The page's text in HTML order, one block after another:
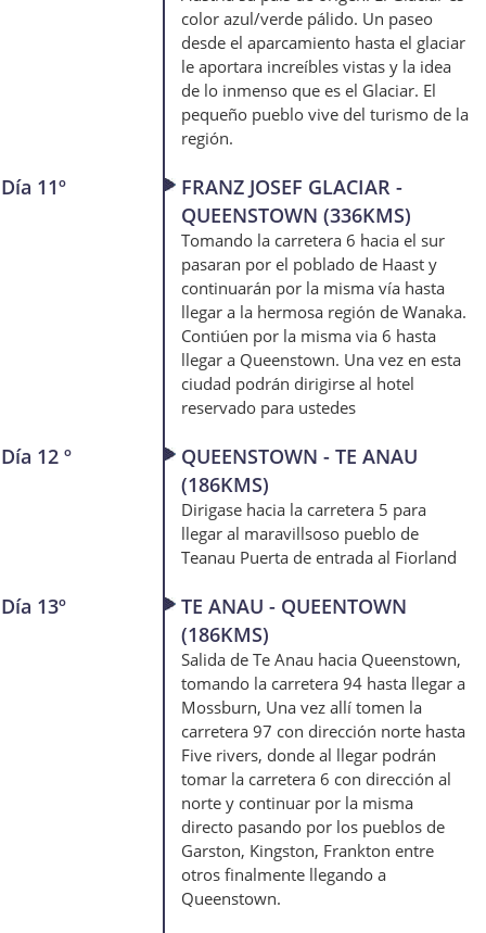
color azul/verde pálido. Un paseo
desde el aparcamiento hasta el glaciar
le aportara increíbles vistas y la idea
de lo inmenso que es el Glaciar. El
pequeño pueblo vive del turismo de la
región.
Día 11º
FRANZ JOSEF GLACIAR -
QUEENSTOWN (336KMS)
Tomando la carretera 6 hacia el sur
pasaran por el poblado de Haast y
continuarán por la misma vía hasta
llegar a la hermosa región de Wanaka.
Contiúen por la misma via 6 hasta
llegar a Queenstown. Una vez en esta
ciudad podrán dirigirse al hotel
reservado para ustedes
Día 12 º
QUEENSTOWN - TE ANAU
(186KMS)
Dirigase hacia la carretera 5 para
llegar al maravillsoso pueblo de
Teanau Puerta de entrada al Fiorland
Día 13º
TE ANAU - QUEENTOWN
(186KMS)
Salida de Te Anau hacia Queenstown,
tomando la carretera 94 hasta llegar a
Mossburn, Una vez allí tomen la
carretera 97 con dirección norte hasta
Five rivers, donde al llegar podrán
tomar la carretera 6 con dirección al
norte y continuar por la misma
directo pasando por los pueblos de
Garston, Kingston, Frankton entre
otros finalmente llegando a
Queenstown.